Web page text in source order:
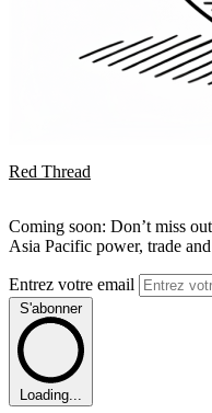
Red Thread
Coming soon: Don’t miss
Asia Pacific power, trade
Entrez votre email
S'abonner
Loading...